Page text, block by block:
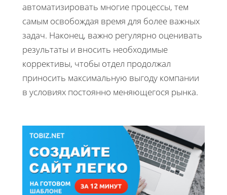
автоматизировать многие процессы, тем
самым освобождая время для более важных
задач. Наконец, важно регулярно оценивать
результаты и вносить необходимые
коррективы, чтобы отдел продолжал
приносить максимальную выгоду компании
в условиях постоянно меняющегося рынка.